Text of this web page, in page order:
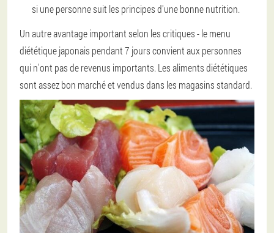
si une personne suit les principes d'une bonne nutrition.
Un autre avantage important selon les critiques - le menu
diététique japonais pendant 7 jours convient aux personnes
qui n'ont pas de revenus importants. Les aliments diététiques
sont assez bon marché et vendus dans les magasins standard.